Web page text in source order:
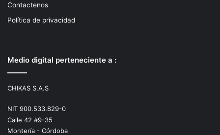
Contactenos
Política de privacidad
Medio digital perteneciente a :
CHIKAS S.A.S
NIT 900.533.829-0
Calle 42 #9-35
Montería - Córdoba